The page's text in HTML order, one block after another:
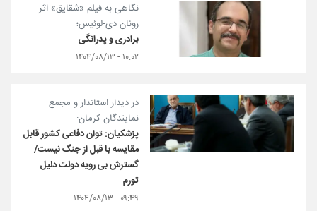
نگاهی به فیلم «شقایق» اثر
رونان دی-لوئیس؛
برادری و پدرانگی
۱۰:۰۲ - ۱۴۰۴/۰۸/۱۳
در دیدار استاندار و مجمع
نمایندگان کرمان:
پزشکیان: توان دفاعی کشور قابل
مقایسه با قبل از جنگ نیست/
گسترش بی رویه دولت دلیل
تورم
۰۹:۴۹ - ۱۴۰۴/۰۸/۱۳